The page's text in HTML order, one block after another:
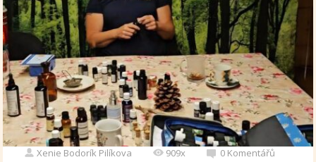
Xenie Bodorík Pilíkova 909x 0 Komentářů